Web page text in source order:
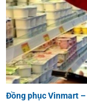
Đồng phục Vinmart